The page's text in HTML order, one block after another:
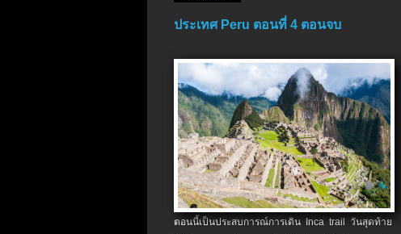
ประเทศ Peru ตอนที่ 4 ตอนจบ
ตอนนี้เป็นประสบการณ์การเดิน Inca trail วันสุดท้าย